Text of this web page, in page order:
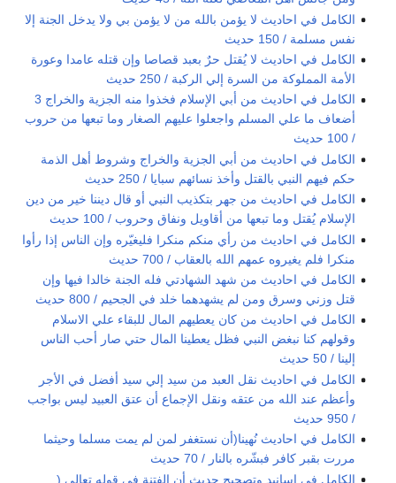
الكامل في احاديث لا يؤمن بالله من لا يؤمن بي ولا يدخل الجنة إلا
نفس مسلمة / 150 حديث
الكامل في احاديث لا يُقتل حرٌ بعبد قصاصا وإن قتله عامدا وعورة
الأمة المملوكة من السرة إلي الركبة / 250 حديث
الكامل في احاديث من أبي الإسلام فخذوا منه الجزية والخراج 3
أضعاف ما علي المسلم واجعلوا عليهم الصغار وما تبعها من حروب
/ 100 حديث
الكامل في احاديث من أبي الجزية والخراج وشروط أهل الذمة
حكم فيهم النبي بالقتل وأخذ نسائهم سبايا / 250 حديث
الكامل في احاديث من جهر بتكذيب النبي أو قال ديننا خير من دين
الإسلام يُقتل وما تبعها من أقاويل ونفاق وحروب / 100 حديث
الكامل في احاديث من رأي منكم منكرا فليغيّره وإن الناس إذا رأوا
منكرا فلم يغيروه عمهم الله بالعقاب / 700 حديث
الكامل في احاديث من شهد الشهادتي فله الجنة خالدا فيها وإن
قتل وزني وسرق ومن لم يشهدهما خلد في الجحيم / 800 حديث
الكامل في احاديث من كان يعطيهم المال للبقاء علي الاسلام
وقولهم كنا نبغض النبي فظل يعطينا المال حتي صار أحب الناس
إلينا / 50 حديث
الكامل في احاديث نقل العبد من سيد إلي سيد أفضل في الأجر
وأعظم عند الله من عتقه ونقل الإجماع أن عتق العبيد ليس بواجب
/ 950 حديث
الكامل في احاديث نُهينا(أن نستغفر لمن لم يمت مسلما وحيثما
مررت بقبر كافر فبشّره بالنار / 70 حديث
الكامل في اسانيد وتصحيح حديث أن الفتنة في قوله تعالي (